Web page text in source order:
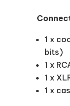
1 x
bits)
1 x
1 x
1 x